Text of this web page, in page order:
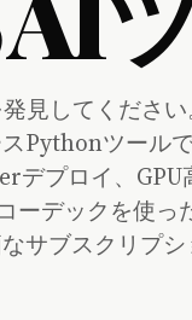
見してくださ
Pythonツール
デプロイ、
ーデックを使
サブスクリプ